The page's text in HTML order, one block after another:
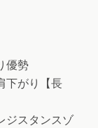
優勢
下がり【長
ジスタンスゾ